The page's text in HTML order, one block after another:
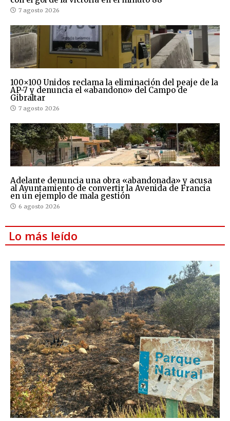
7 agosto 2026
100×100 Unidos reclama la eliminación del peaje de la
AP-7 y denuncia el «abandono» del Campo de
Gibraltar
7 agosto 2026
Adelante denuncia una obra «abandonada» y acusa
al Ayuntamiento de convertir la Avenida de Francia
en un ejemplo de mala gestión
6 agosto 2026
Lo más leído